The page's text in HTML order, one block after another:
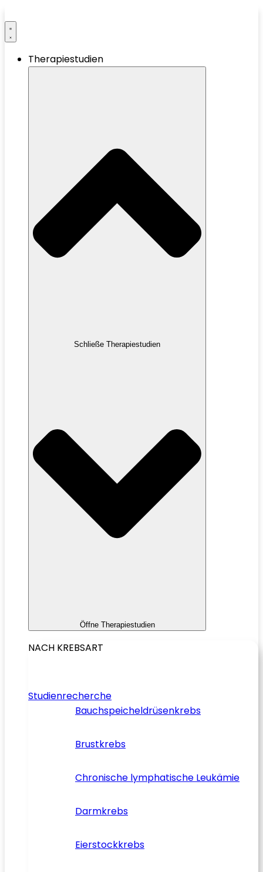
Therapiestudien
Schließe Therapiestudien
Öffne Therapiestudien
NACH KREBSART
Studienrecherche
Bauchspeicheldrüsenkrebs
Brustkrebs
Chronische lymphatische Leukämie
Darmkrebs
Eierstockkrebs